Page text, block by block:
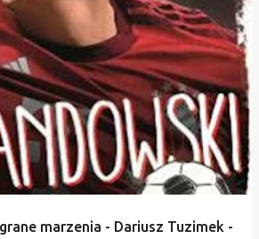
marzenia - Dariusz Tuzimek -